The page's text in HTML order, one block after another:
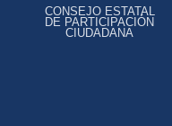
CONSEJO ESTATAL
DE PARTICIPACIÓN
CIUDADANA